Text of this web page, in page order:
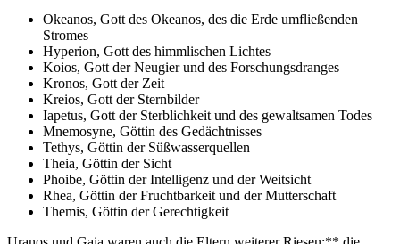
Okeanos, Gott des Okeanos, des die Erde umfließenden
Stromes
Hyperion, Gott des himmlischen Lichtes
Koios, Gott der Neugier und des Forschungsdranges
Kronos, Gott der Zeit
Kreios, Gott der Sternbilder
Iapetus, Gott der Sterblichkeit und des gewaltsamen Todes
Mnemosyne, Göttin des Gedächtnisses
Tethys, Göttin der Süßwasserquellen
Theia, Göttin der Sicht
Phoibe, Göttin der Intelligenz und der Weitsicht
Rhea, Göttin der Fruchtbarkeit und der Mutterschaft
Themis, Göttin der Gerechtigkeit